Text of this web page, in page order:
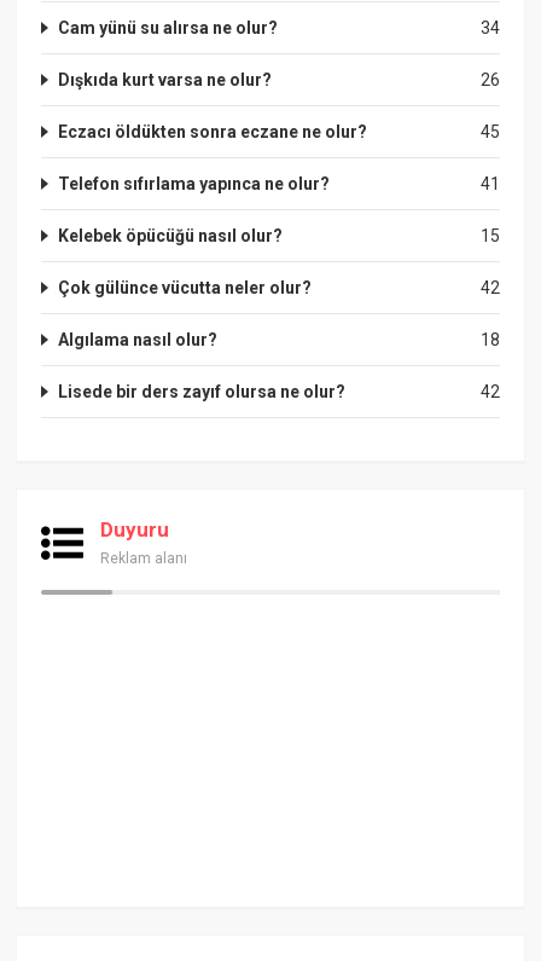
34
Cam yünü su alırsa ne olur?
26
Dışkıda kurt varsa ne olur?
45
Eczacı öldükten sonra eczane ne olur?
41
Telefon sıfırlama yapınca ne olur?
15
Kelebek öpücüğü nasıl olur?
42
Çok gülünce vücutta neler olur?
18
Algılama nasıl olur?
42
Lisede bir ders zayıf olursa ne olur?
Duyuru
Reklam alanı